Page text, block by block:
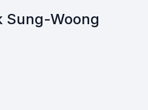
Sung-Woong